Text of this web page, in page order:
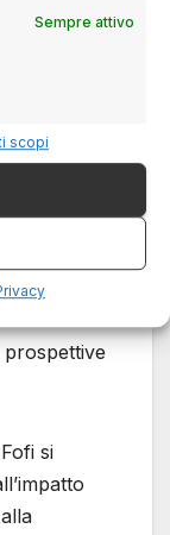
Sempre attivo
scopi
ma
e sulla
chi
di figure
il
dialogava
scrittore.
Pasolini,
si